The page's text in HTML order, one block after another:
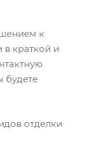
к
краткой и
будете
отделки